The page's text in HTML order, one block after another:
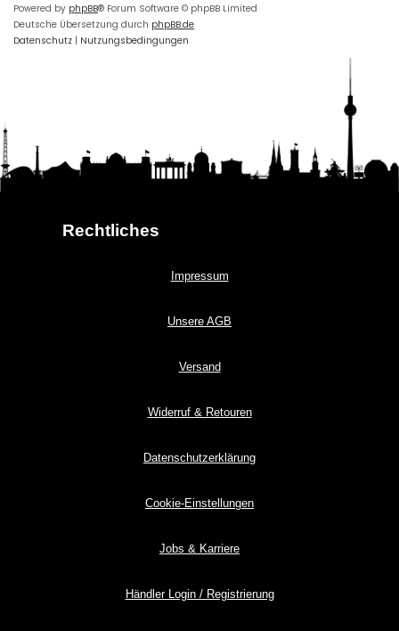
Powered by phpBB® Forum Software © phpBB Limited
Deutsche Übersetzung durch phpBB.de
Datenschutz | Nutzungsbedingungen
Rechtliches
Impressum
Unsere AGB
Versand
Widerruf & Retouren
Datenschutzerklärung
Cookie-Einstellungen
Jobs & Karriere
Händler Login / Registrierung